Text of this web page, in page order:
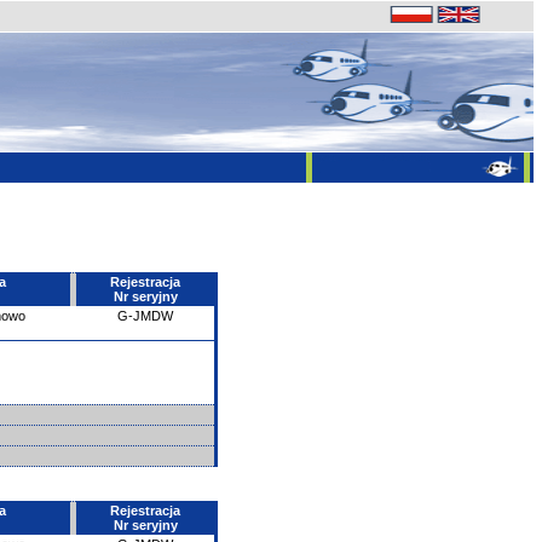
Rejestracja
Nr seryjny
G-JMDW
Rejestracja
Nr seryjny